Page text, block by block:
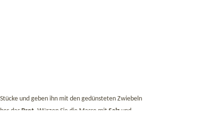
und geben ihn mit den gedünsteten Zwiebeln
das Brot . Würzen Sie die Masse mit Salz und